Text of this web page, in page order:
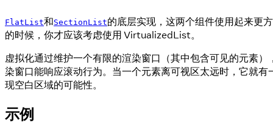
FlatList和SectionList的底层实现，这两个组件使用起来更
的时候，你才应该考虑使用 VirtualizedList。
虚拟化通过维护一个有限的渲染窗口（其中包含可见的元素
染窗口能响应滚动行为。当一个元素离可视区太远时，它就
现空白区域的可能性。
示例